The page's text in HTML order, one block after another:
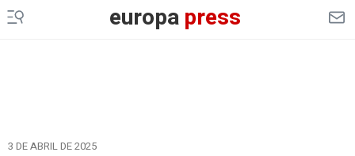
europapress
3 DE ABRIL DE 2025